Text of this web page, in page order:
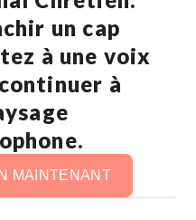
un cap
à une voix
à
MAINTENANT